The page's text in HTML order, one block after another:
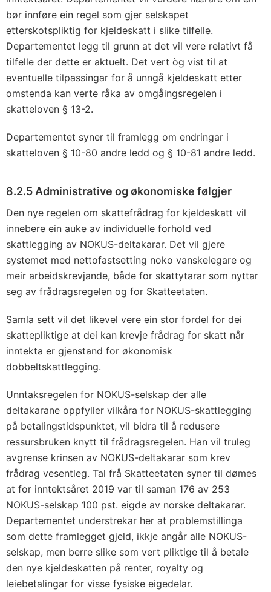
bør innføre ein regel som gjer selskapet
etterskotspliktig for kjeldeskatt i slike tilfelle.
Departementet legg til grunn at det vil vere relativt få
tilfelle der dette er aktuelt. Det vert òg vist til at
eventuelle tilpassingar for å unngå kjeldeskatt etter
omstenda kan verte råka av omgåingsregelen i
skatteloven § 13-2.
Departementet syner til framlegg om endringar i
skatteloven § 10-80 andre ledd og § 10-81 andre ledd.
8.2.5 Administrative og økonomiske følgjer
Den nye regelen om skattefrådrag for kjeldeskatt vil
innebere ein auke av individuelle forhold ved
skattlegging av NOKUS-deltakarar. Det vil gjere
systemet med nettofastsetting noko vanskelegare og
meir arbeidskrevjande, både for skattytarar som nyttar
seg av frådragsregelen og for Skatteetaten.
Samla sett vil det likevel vere ein stor fordel for dei
skattepliktige at dei kan krevje frådrag for skatt når
inntekta er gjenstand for økonomisk
dobbeltskattlegging.
Unntaksregelen for NOKUS-selskap der alle
deltakarane oppfyller vilkåra for NOKUS-skattlegging
på betalingstidspunktet, vil bidra til å redusere
ressursbruken knytt til frådragsregelen. Han vil truleg
avgrense krinsen av NOKUS-deltakarar som krev
frådrag vesentleg. Tal frå Skatteetaten syner til dømes
at for inntektsåret 2019 var til saman 176 av 253
NOKUS-selskap 100 pst. eigde av norske deltakarar.
Departementet understrekar her at problemstillinga
som dette framlegget gjeld, ikkje angår alle NOKUS-
selskap, men berre slike som vert pliktige til å betale
den nye kjeldeskatten på renter, royalty og
leiebetalingar for visse fysiske eigedelar.